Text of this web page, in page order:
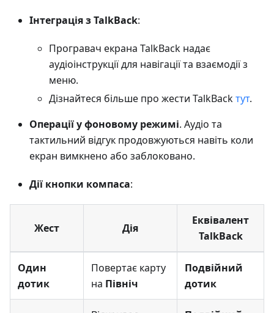
Інтеграція з TalkBack:
Програвач екрана TalkBack надає
аудіоінструкції для навігації та взаємодії з
меню.
Дізнайтеся більше про жести TalkBackтут.
Операції у фоновому режимі. Аудіо та
тактильний відгук продовжуються навіть коли
екран вимкнено або заблоковано.
Дії кнопки компаса:
Жест Дія
Еквівалент
TalkBack
Один
дотик
Повертає карту
на Північ
Подвійний
дотик